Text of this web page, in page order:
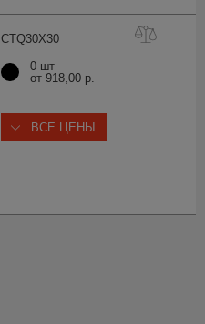
CTQ30X30
0 шт
от 918,00 р.
ВСЕ ЦЕНЫ